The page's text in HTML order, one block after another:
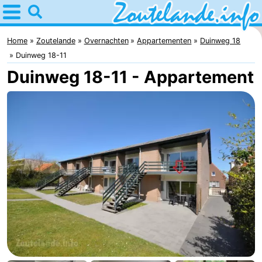
Home
Zoutelande
Tips
Voor
Webcam
Langstraat
Webcam
Strand
Overnachten
Appartementen
Bed
Home Zoutelande Overnachten Appartementen
Duinweg 18
Duinweg 18-11
Duinweg 18-11 - Appartement